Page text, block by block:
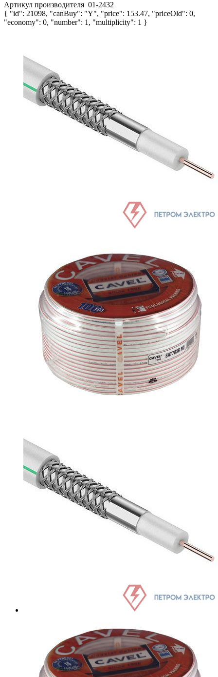
Артикул производителя 01-2432
{ "id": 21098, "canBuy": "Y", "price": 153.47, "priceOld": 0,
"economy": 0, "number": 1, "multiplicity": 1 }